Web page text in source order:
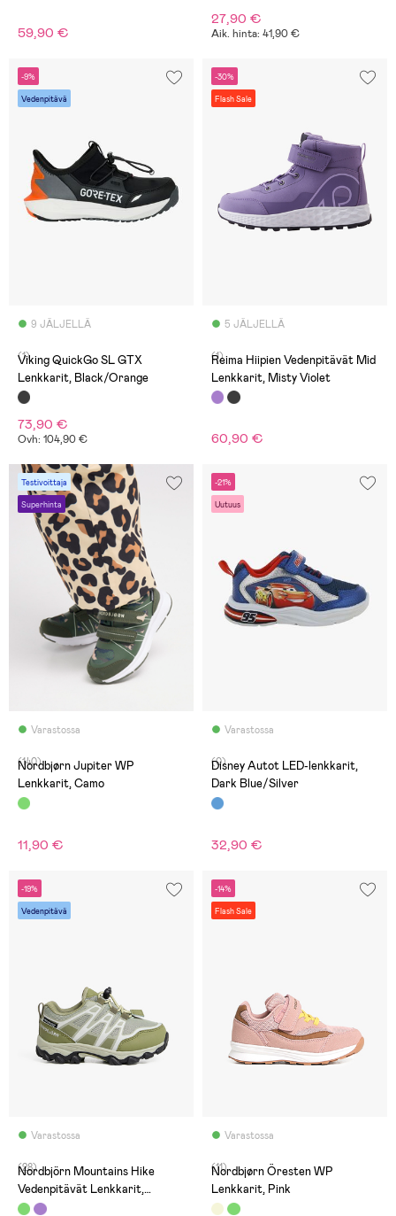
59,90 €
27,90 €
Aik. hinta: 41,90 €
-9%
Vedenpitävä
9 JÄLJELLÄ
(1)
Viking QuickGo SL GTX
Lenkkarit, Black/Orange
73,90 €
Ovh: 104,90 €
-30%
Flash Sale
5 JÄLJELLÄ
(1)
Reima Hiipien Vedenpitävät Mid
Lenkkarit, Misty Violet
60,90 €
Testivoittaja
Superhinta
Varastossa
(140)
Nordbjørn Jupiter WP
Lenkkarit, Camo
11,90 €
-21%
Uutuus
Varastossa
(0)
Disney Autot LED-lenkkarit,
Dark Blue/Silver
32,90 €
-19%
Vedenpitävä
Varastossa
(28)
Nordbjörn Mountains Hike
Vedenpitävät Lenkkarit,
Vihreät
-14%
Flash Sale
Varastossa
(11)
Nordbjørn Öresten WP
Lenkkarit, Pink